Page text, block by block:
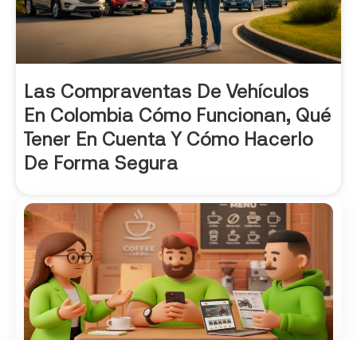
Las Compraventas De Vehículos
En Colombia Cómo Funcionan, Qué
Tener En Cuenta Y Cómo Hacerlo
De Forma Segura